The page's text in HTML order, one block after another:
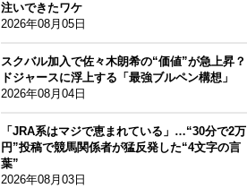
注いできたワケ
2026年08月05日
スクバル加入で佐々木朗希の“価値”が急上昇？
ドジャースに浮上する「最強ブルペン構想」
2026年08月04日
「JRA系はマジで恵まれている」…“30分で2万
円”投稿で競馬関係者が猛反発した“4文字の言
葉”
2026年08月03日